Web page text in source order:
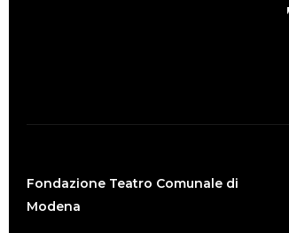
Fondazione Teatro Comunale di
Modena